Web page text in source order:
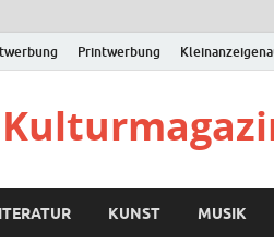
Printwerbung
KUNST MUSIK